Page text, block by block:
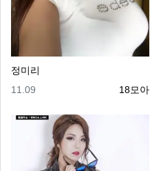
정미리
등록자
18모아
등록일
11.09